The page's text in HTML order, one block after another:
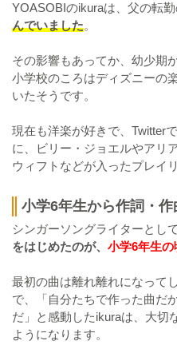
YOASOBIのikuraは、父の転
んでいました。
その影響もあってか、幼少期
小学校のころはディズニーの
いたそうです。
現在も洋楽が好きで、Twitter
に、ビリー・ジョエルやアリ
ウィフトなどが入ったプレイ
小学6年生から作詞・作
シンガーソングライターとし
をはじめたのが、 小学6年生の
最初の曲は離れ離れになって
で、「自分たちで作った曲だ
だ」と感動したikuraは、大切
ようになります。